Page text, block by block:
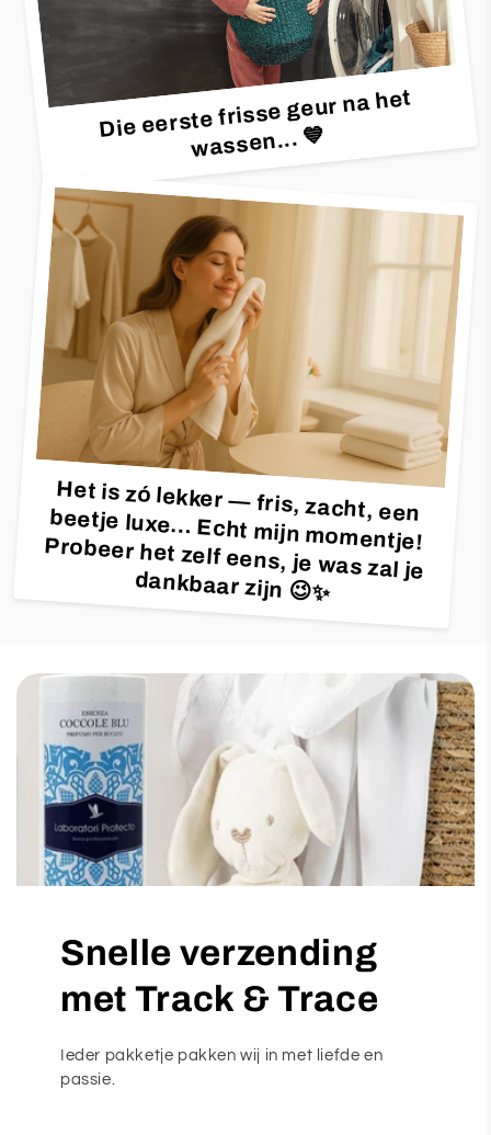
Die eerste frisse geur na het
wassen...
💙
Het is zó lekker — fris, zacht, een
beetje luxe… Echt mijn momentje! Probeer het zelf eens, je was zal je
dankbaar zijn 😉✨
Snelle verzending
met Track & Trace
Ieder pakketje pakken wij in met liefde en
passie.